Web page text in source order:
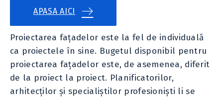
APASA AICI
Proiectarea fațadelor este la fel de individuală
ca proiectele în sine. Bugetul disponibil pentru
proiectarea fațadelor este, de asemenea, diferit
de la proiect la proiect. Planificatorilor,
arhitecților și specialiștilor profesioniști li se